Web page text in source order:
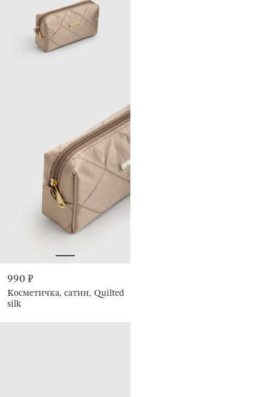
990 ₽
Косметичка, сатин, Quilted
silk